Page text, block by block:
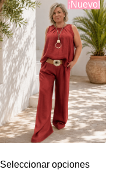
¡Nuevo!
Seleccionar opciones